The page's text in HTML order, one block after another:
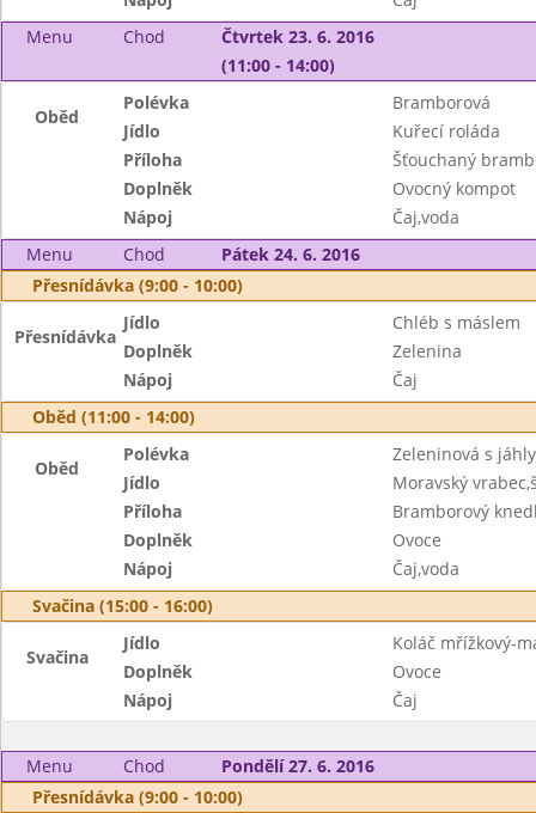
Menu
Chod
Čtvrtek 23. 6. 2016
(11:00 - 14:00)
Oběd
Polévka
Bramborová
Jídlo
Kuřecí roláda
Příloha
Šťouchaný
Doplněk
Ovocný kompot
Nápoj
Čaj,voda
Menu
Chod
Pátek 24. 6. 2016
Přesnídávka (9:00 - 10:00)
Přesnídávka
Jídlo
Chléb s máslem
Doplněk
Zelenina
Nápoj
Čaj
Oběd (11:00 - 14:00)
Oběd
Polévka
Zeleninová s jáhly
Jídlo
Moravský
Příloha
Bramborový
Doplněk
Ovoce
Nápoj
Čaj,voda
Svačina (15:00 - 16:00)
Svačina
Jídlo
Koláč mřížkový-
Doplněk
Ovoce
Nápoj
Čaj
Menu Chod
Pondělí 27. 6. 2016
Přesnídávka (9:00 - 10:00)